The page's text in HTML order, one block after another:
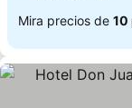
Mira precios de 10